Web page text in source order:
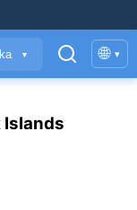
▼ 🌐 ▾
Islands